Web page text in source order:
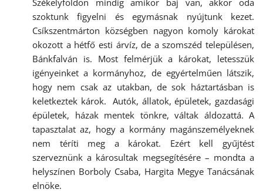
Székelyföldön mindig amikor baj van, akkor oda
szoktunk figyelni és egymásnak nyújtunk kezet.
Csíkszentmárton községben nagyon komoly károkat
okozott a hétfő esti árvíz, de a szomszéd településen,
Bánkfalván is. Most felmérjük a károkat, letesszük
igényeinket a kormányhoz, de egyértelműen látszik,
hogy nem csak az utakban, de sok háztartásban is
keletkeztek károk. Autók, állatok, épületek, gazdasági
épületek, házak mentek tönkre, váltak áldozattá. A
tapasztalat az, hogy a kormány magánszemélyeknek
nem téríti meg a károkat. Ezért kell gyűjtést
szerveznünk a károsultak megsegítésére – mondta a
helyszínen Borboly Csaba, Hargita Megye Tanácsának
elnöke.